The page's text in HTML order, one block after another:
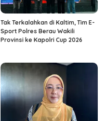
Tak Terkalahkan di Kaltim, Tim E-
Sport Polres Berau Wakili
Provinsi ke Kapolri Cup 2026